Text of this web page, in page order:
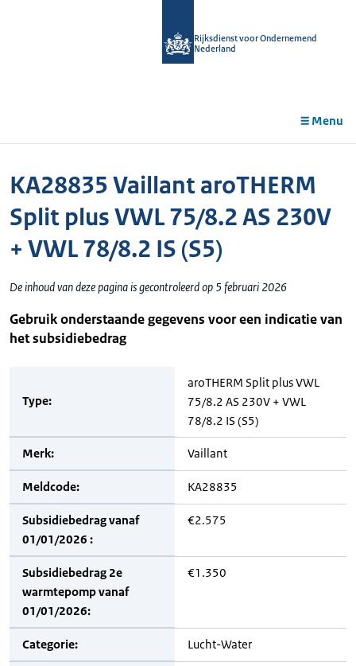
Rijksdienst voor Ondernemend
Nederland
Menu
KA28835 Vaillant aroTHERM
Split plus VWL 75/8.2 AS 230V
+ VWL 78/8.2 IS (S5)
De inhoud van deze pagina is gecontroleerd op 5 februari 2026
Gebruik onderstaande gegevens voor een indicatie van
het subsidiebedrag
Type:
aroTHERM Split plus VWL
75/8.2 AS 230V + VWL
78/8.2 IS (S5)
Merk: Vaillant
Meldcode: KA28835
Subsidiebedrag vanaf
01/01/2026 :
€2.575
Subsidiebedrag 2e
warmtepomp vanaf
01/01/2026:
€1.350
Categorie: Lucht-Water